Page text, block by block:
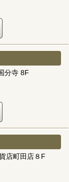
分寺 8F
店町田店８F